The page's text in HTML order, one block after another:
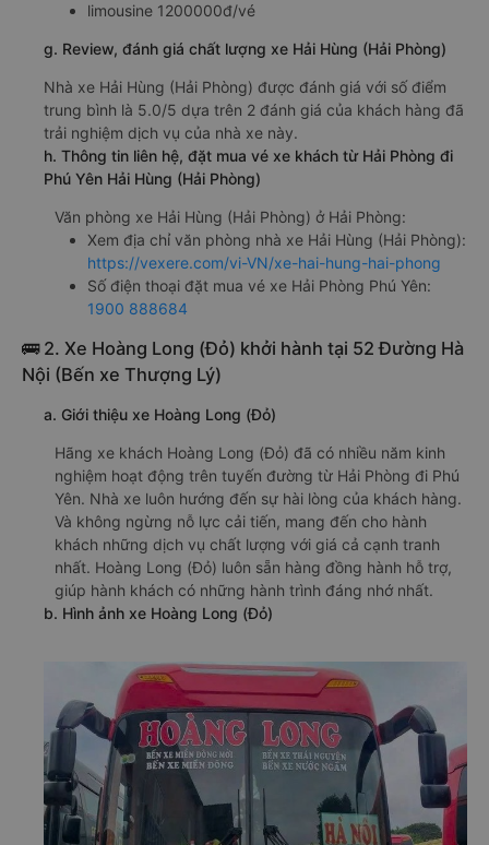
limousine 1200000đ/vé
g. Review, đánh giá chất lượng xe Hải Hùng (Hải Phòng)
Nhà xe Hải Hùng (Hải Phòng) được đánh giá với số điểm
trung bình là 5.0/5 dựa trên 2 đánh giá của khách hàng đã
trải nghiệm dịch vụ của nhà xe này.
h. Thông tin liên hệ, đặt mua vé xe khách từ Hải Phòng đi
Phú Yên Hải Hùng (Hải Phòng)
Văn phòng xe Hải Hùng (Hải Phòng) ở Hải Phòng:
Xem địa chỉ văn phòng nhà xe Hải Hùng (Hải Phòng):
https://vexere.com/vi-VN/xe-hai-hung-hai-phong
Số điện thoại đặt mua vé xe Hải Phòng Phú Yên:
1900 888684
🚌 2. Xe Hoàng Long (Đỏ) khởi hành tại 52 Đường Hà
Nội (Bến xe Thượng Lý)
a. Giới thiệu xe Hoàng Long (Đỏ)
Hãng xe khách Hoàng Long (Đỏ) đã có nhiều năm kinh
nghiệm hoạt động trên tuyến đường từ Hải Phòng đi Phú
Yên. Nhà xe luôn hướng đến sự hài lòng của khách hàng.
Và không ngừng nỗ lực cải tiến, mang đến cho hành
khách những dịch vụ chất lượng với giá cả cạnh tranh
nhất. Hoàng Long (Đỏ) luôn sẵn hàng đồng hành hỗ trợ,
giúp hành khách có những hành trình đáng nhớ nhất.
b. Hình ảnh xe Hoàng Long (Đỏ)